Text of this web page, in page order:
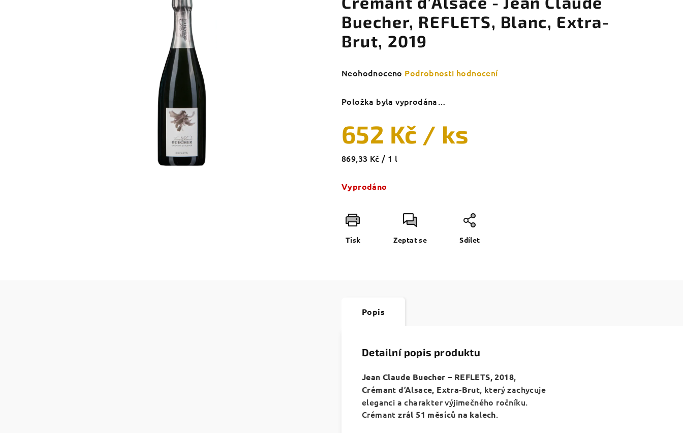
Buecher, REFLETS, Blanc, Extra-
Brut, 2019
Průměrné
produktu
z
5
hvězdiček.
Neohodnoceno Podrobnosti hodnocení
Položka byla vyprodána…
652 Kč / ks
Měrná
869,33 Kč / 1 l
Vyprodáno
Tisk Zeptat se Sdílet
Popis
Detailní popis produktu
Jean Claude Buecher – REFLETS, 2018,
Crémant d’Alsace, Extra-Brut, který zachycuje
eleganci a charakter výjimečného ročníku.
Crémantzrál 51 měsíců na kalech.